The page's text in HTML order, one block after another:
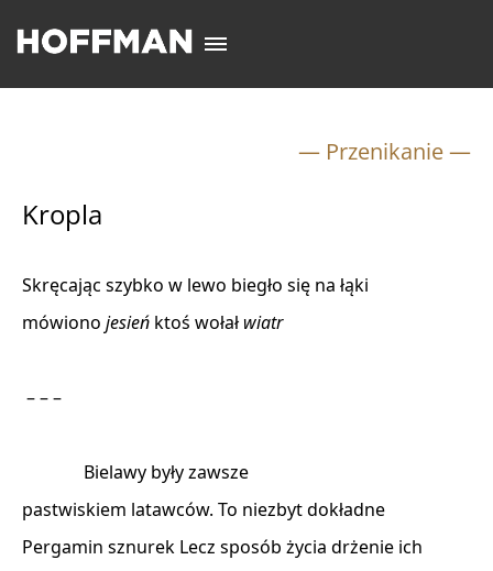
— Przenikanie —
Kropla
Skręcając szybko w lewo biegło się na łąki
mówiono jesień ktoś wołał wiatr
– – –
              Bielawy były zawsze
pastwiskiem latawców. To niezbyt dokładne
Pergamin sznurek Lecz sposób życia drżenie ich